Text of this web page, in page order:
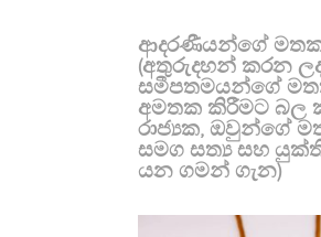
ආදරණීයන්ගේ
(අතුරුදහන් කරන
සමීපතමයන්ගේ
අමතක කිරීමට බල
රාජ්‍යක, ඔවුන්ගේ
සමග සත්‍ය සහ
යන ගමන් ගැන)